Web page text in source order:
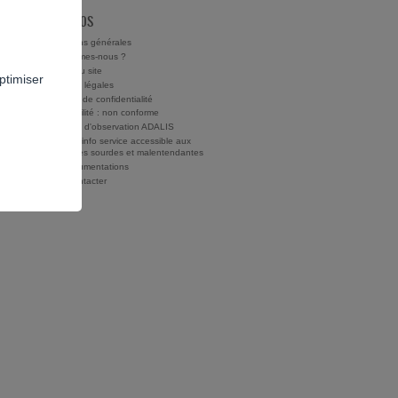
À PROPOS
Conditions générales
Qui sommes-nous ?
Charte du site
Mentions légales
Politique de confidentialité
Accessibilité : non conforme
Rapports d'observation ADALIS
Drogues info service accessible aux
personnes sourdes et malentendantes
Nos documentations
Nous contacter